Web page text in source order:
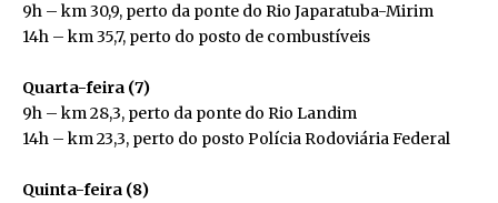
9h – km 30,9, perto da ponte do Rio Japaratuba-Mirim
14h – km 35,7, perto do posto de combustíveis
Quarta-feira (7)
9h – km 28,3, perto da ponte do Rio Landim
14h – km 23,3, perto do posto Polícia Rodoviária Federal
Quinta-feira (8)